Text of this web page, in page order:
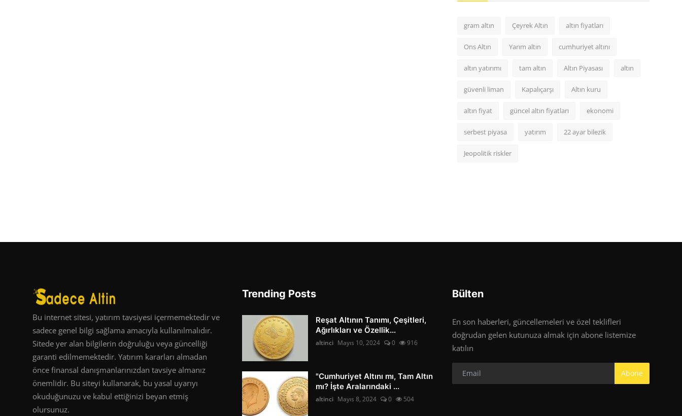
gram altın Çeyrek Altın altın fiyatları
Ons Altın Yarım altın cumhuriyet altını
altın yatırımı tam altın Altın Piyasası altın
güvenli liman Kapalıçarşı Altın kuru
altın fiyat güncel altın fiyatları ekonomi
serbest piyasa yatırım 22 ayar bilezik
Jeopolitik riskler
Bu internet sitesi, yatırım tavsiyesi içermemektedir ve
sadece genel bilgi sağlama amacıyla kullanılmalıdır.
Sitede yer alan bilgilerin doğruluğu veya güncelliği
garanti edilmemektedir. Yatırım kararları almadan
önce finansal danışmanlarınızdan tavsiye almanız
önemlidir. Bu siteyi kullanarak, bu yasal uyarıyı
okuduğunuzu ve kabul ettiğinizi beyan etmiş
olursunuz.
Trending Posts
Reşat Altının Tanımı, Çeşitleri,
Ağırlıkları ve Özellik...
altinci Mayıs 10, 2024 0 916
"Cumhuriyet Altını mı, Tam Altın
mı? İşte Aralarındaki ...
altinci Mayıs 8, 2024 0 504
Bülten
En son haberleri, güncellemeleri ve özel teklifleri
doğrudan gelen kutunuza almak için abone listemize
katılın
Abone